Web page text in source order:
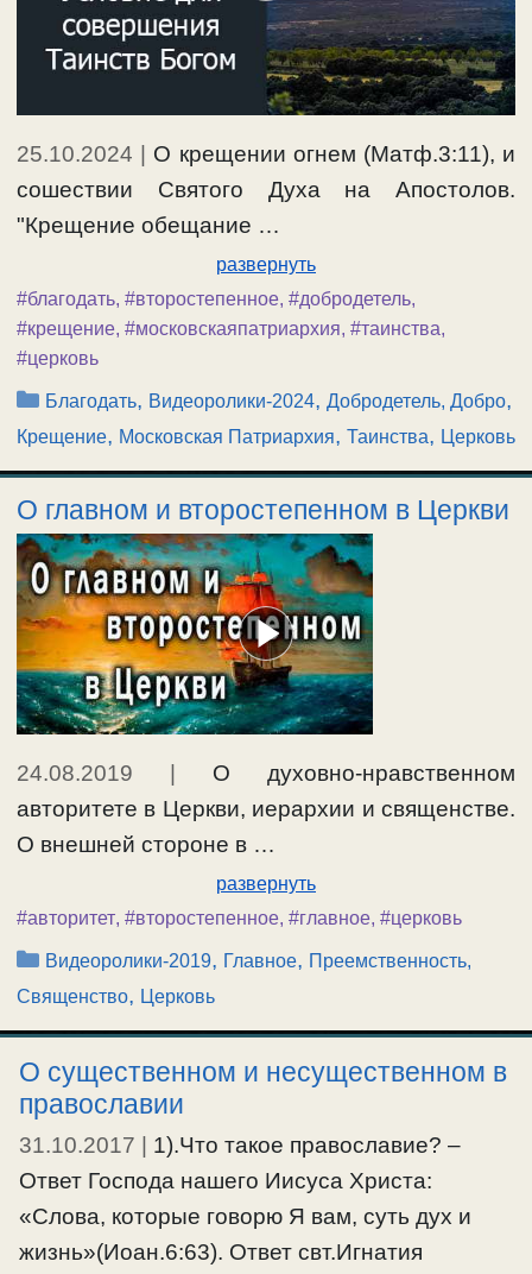
25.10.2024
О крещении огнем (Матф.3:11), и
сошествии Святого Духа на Апостолов.
"Крещение обещание …
развернуть
#благодать, #второстепенное, #добродетель,
#крещение, #московскаяпатриархия, #таинства,
#церковь
Рубрики
Благодать, Видеоролики-2024,Добродетель, Добро,
Крещение, Московская Патриархия, Таинства, Церковь
О главном и второстепенном в Церкви
24.08.2019
О духовно-нравственном
авторитете в Церкви, иерархии и священстве.
О внешней стороне в …
развернуть
#авторитет, #второстепенное, #главное, #церковь
Рубрики
Видеоролики-2019, Главное, Преемственность,
Священство, Церковь
О существенном и несущественном в
православии
31.10.2017
1).Что такое православие? –
Ответ Господа нашего Иисуса Христа:
«Слова, которые говорю Я вам, суть дух и
жизнь»(Иоан.6:63). Ответ свт.Игнатия